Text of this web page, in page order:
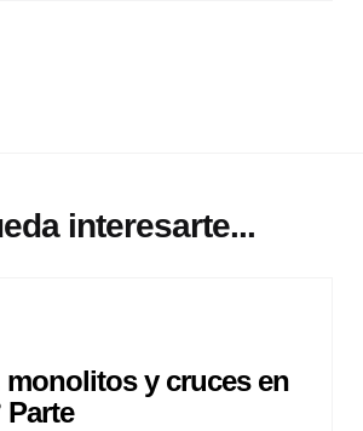
interesarte...
monolitos y cruces en
Parte